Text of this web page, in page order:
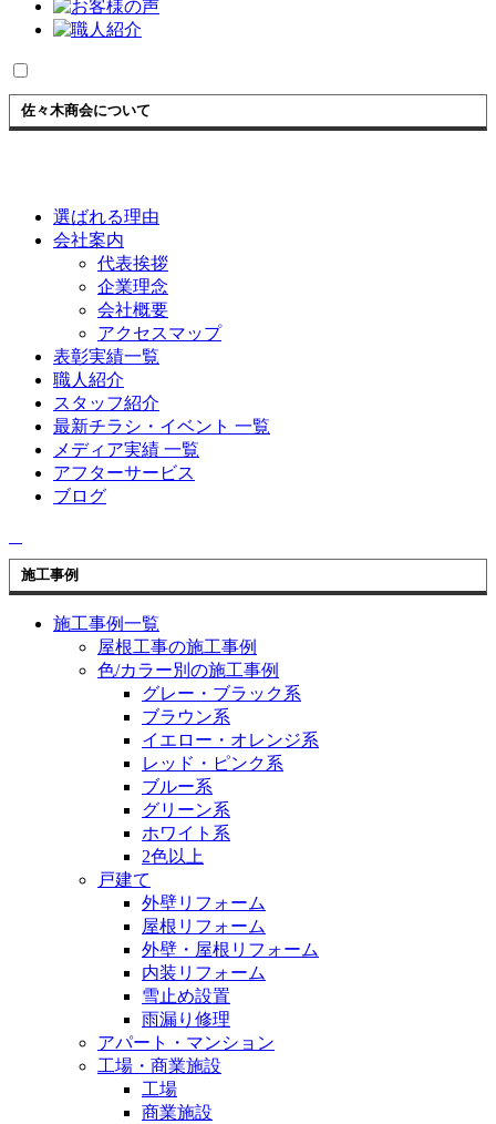
佐々木商会について
選ばれる理由
会社案内
代表挨拶
企業理念
会社概要
アクセスマップ
表彰実績一覧
職人紹介
スタッフ紹介
最新チラシ・イベント 一覧
メディア実績 一覧
アフターサービス
ブログ
施工事例
施工事例一覧
屋根工事の施工事例
色/カラー別の施工事例
グレー・ブラック系
ブラウン系
イエロー・オレンジ系
レッド・ピンク系
ブルー系
グリーン系
ホワイト系
2色以上
戸建て
外壁リフォーム
屋根リフォーム
外壁・屋根リフォーム
内装リフォーム
雪止め設置
雨漏り修理
アパート・マンション
工場・商業施設
工場
商業施設